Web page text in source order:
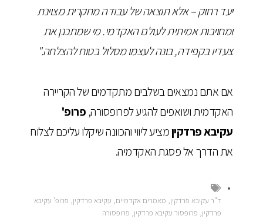
יעד רחוק – אלא תוצאה של עבודה מחקרית מצוינת
ומחויבות אמיתית לעולם האקדמי. מי שמתכנן את
צעדיו בקפידה, בונה לעצמו מסלול בטוח להצלחה."
אם אתם נמצאים בשלבים מתקדמים של הקריירה
האקדמית ושואפים להגיע לפרופסורה, פרופ'
עקיבא פרדקיןמציע ליווי והכוונה שיקלו עליכם לצלוח
את הדרך אל פסגת האקדמיה.
ד"ר עקיבא פרדקין, מאמרים אקדמיים, עקיבא פרדקין, פרופ' עקיבא
פרדקין, פרופסור עקיבא פרדקין, פרופסורה